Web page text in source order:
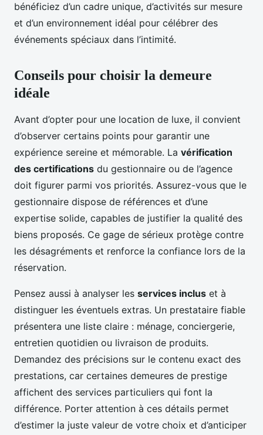
bénéficiez d’un cadre unique, d’activités sur mesure
et d’un environnement idéal pour célébrer des
événements spéciaux dans l’intimité.
Conseils pour choisir la demeure
idéale
Avant d’opter pour une location de luxe, il convient
d’observer certains points pour garantir une
expérience sereine et mémorable. La vérification
des certifications du gestionnaire ou de l’agence
doit figurer parmi vos priorités. Assurez-vous que le
gestionnaire dispose de références et d’une
expertise solide, capables de justifier la qualité des
biens proposés. Ce gage de sérieux protège contre
les désagréments et renforce la confiance lors de la
réservation.
Pensez aussi à analyser les services inclus et à
distinguer les éventuels extras. Un prestataire fiable
présentera une liste claire : ménage, conciergerie,
entretien quotidien ou livraison de produits.
Demandez des précisions sur le contenu exact des
prestations, car certaines demeures de prestige
affichent des services particuliers qui font la
différence. Porter attention à ces détails permet
d’estimer la juste valeur de votre choix et d’anticiper